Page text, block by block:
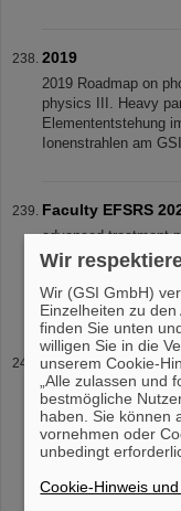
2019
2019 Roadmap on
physics III. Heavy
Elemententstehung
Ionenstrahlen am
Faculty EFSRS
advanced treatment
therapy, in particular
optimization
group i
Faculty ESA/FAIR
advanced treatment
therapy, in particular
optimization
group i
Wir
Wir (GSI GmbH)
Einzelheiten zu
finden Sie unten
willigen Sie in die
unserem Cookie-
„Alle zulassen und
bestmögliche
haben. Sie können
vornehmen oder
unbedingt
Cookie-Hinweis